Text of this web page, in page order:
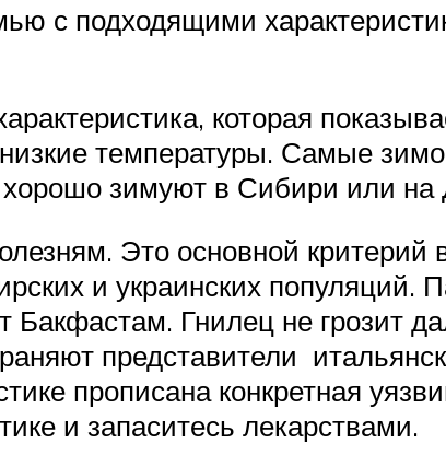
с подходящими
которая
температуры. Самые
зимуют в Сибири или на
Это основной
и украинских
Бакфастам. Гнилец не грозит
представители
прописана конкретная
и запаситесь лекарствами.